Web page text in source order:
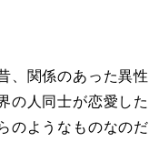
関係のあった異性
人同士が恋愛した
のようなものなのだ